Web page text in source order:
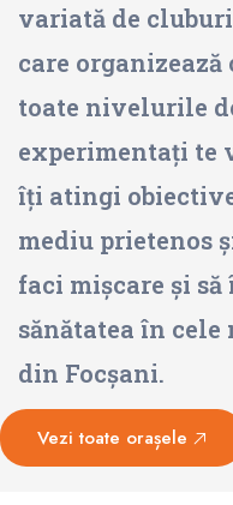
variată de
care
toate nivelurile
experimentați te
îți atingi
mediu prietenos
faci mișcare și
sănătatea în cele
din Focșani.
Vezi toate orașele